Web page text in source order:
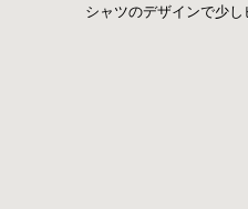
シャツのデザインで少